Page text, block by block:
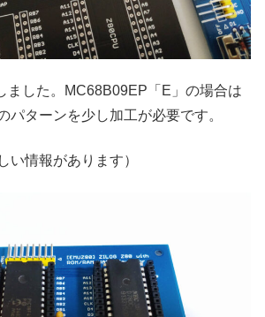
ました。MC68B09EP「E」の場合は
パターンを少し加工が必要です。
い情報があります）